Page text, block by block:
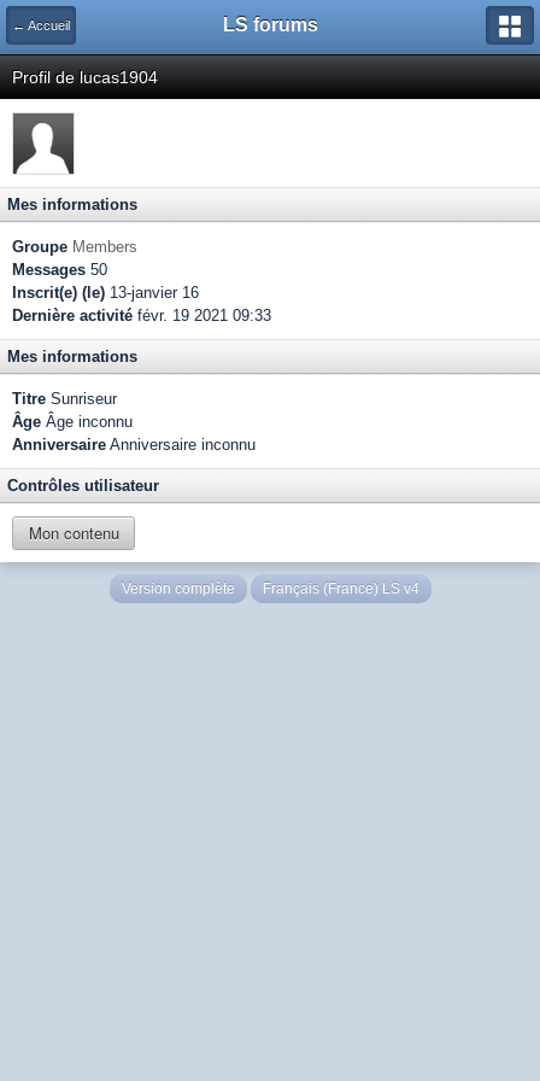
← Accueil LS forums
Profil de lucas1904
Mes informations
Groupe Members
Messages 50
Inscrit(e) (le) 13-janvier 16
Dernière activité févr. 19 2021 09:33
Mes informations
Titre Sunriseur
Âge Âge inconnu
Anniversaire Anniversaire inconnu
Contrôles utilisateur
Mon contenu
Version complète Français (France) LS v4